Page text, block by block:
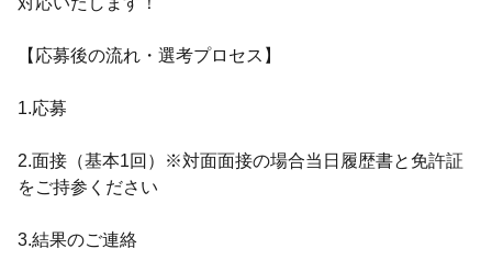
【応募後の流れ・選考プロセス】
1.応募
2.面接（基本1回）※対面面接の場合当日履歴書と免許証
をご持参ください
3.結果のご連絡